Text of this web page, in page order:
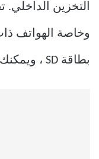
وخاصة الهواتف
بطاقة SD ، ويمكنك شراء هاتف يناسب احتياجاتك.